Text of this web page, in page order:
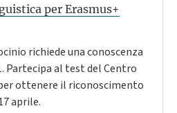
per Erasmus+
richiede una conoscenza
Partecipa al test del Centro
ottenere il riconoscimento
aprile.